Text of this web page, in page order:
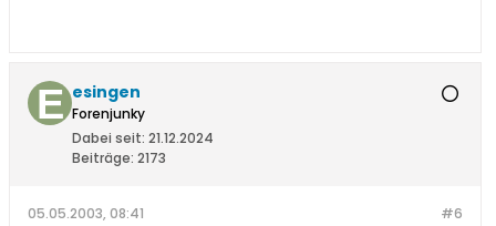
esingen
Forenjunky
Dabei seit: 21.12.2024
Beiträge: 2173
#6
05.05.2003, 08:41